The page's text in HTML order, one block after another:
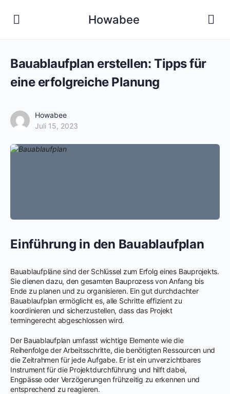
Howabee
Bauablaufplan erstellen: Tipps für
eine erfolgreiche Planung
Howabee
Juli 15, 2023
Einführung in den Bauablaufplan
Bauablaufpläne sind der Schlüssel zum Erfolg eines Bauprojekts.
Sie dienen dazu, den gesamten Bauprozess von Anfang bis
Ende zu planen und zu organisieren. Ein gut durchdachter
Bauablaufplan ermöglicht es, alle Schritte effizient zu
koordinieren und sicherzustellen, dass das Projekt
termingerecht abgeschlossen wird.
Der Bauablaufplan umfasst wichtige Elemente wie die
Reihenfolge der Arbeitsschritte, die benötigten Ressourcen und
die Zeitrahmen für jede Aufgabe. Er ist ein unverzichtbares
Instrument für die Projektdurchführung und hilft dabei,
Engpässe oder Verzögerungen frühzeitig zu erkennen und
entsprechend zu reagieren.